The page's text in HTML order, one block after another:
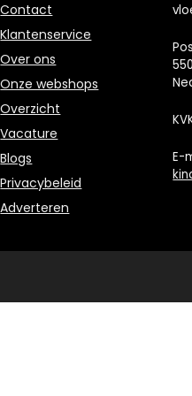
Contact
Klantenservice
Over ons
Onze webshops
Overzicht
Vacature
Blogs
Privacybeleid
Adverteren
E-